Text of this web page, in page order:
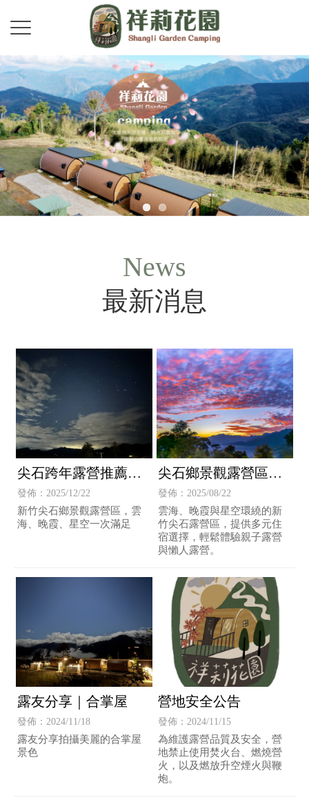
News
最新消息
尖石跨年露營推薦｜
祥莉花園景觀露營
區・雲海星空迎新年
發佈：2025/12/22
新竹尖石鄉景觀露營區，雲
海、晚霞、星空一次滿足
尖石鄉景觀露營區｜
祥莉花園，雲海與晚
霞的療癒之地
發佈：2025/08/22
雲海、晚霞與星空環繞的新
竹尖石露營區，提供多元住
宿選擇，輕鬆體驗親子露營
與懶人露營。
露友分享｜合掌屋
發佈：2024/11/18
露友分享拍攝美麗的合掌屋
景色
營地安全公告
發佈：2024/11/15
為維護露營品質及安全，營
地禁止使用焚火台、燃燒營
火，以及燃放升空煙火與鞭
炮。